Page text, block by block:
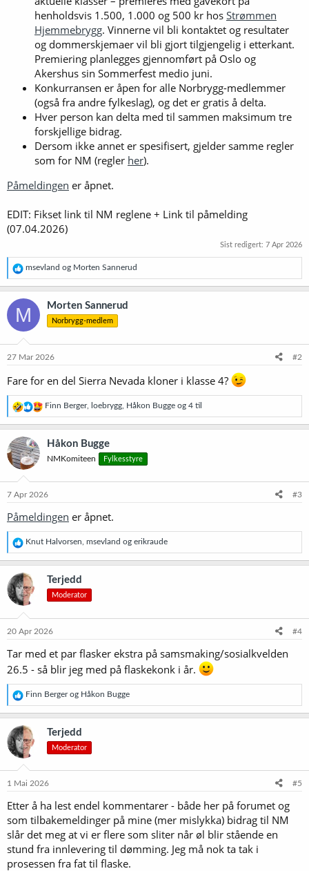
henholdsvis 1.500, 1.000 og 500 kr hos Strømmen
Hjemmebrygg. Vinnerne vil bli kontaktet og resultater
og dommerskjemaer vil bli gjort tilgjengelig i etterkant.
Premiering planlegges gjennomført på Oslo og
Akershus sin Sommerfest medio juni.
Konkurransen er åpen for alle Norbrygg-medlemmer
(også fra andre fylkeslag), og det er gratis å delta.
Hver person kan delta med til sammen maksimum tre
forskjellige bidrag.
Dersom ikke annet er spesifisert, gjelder samme regler
som for NM (regler her).
Påmeldingen er åpnet.
EDIT: Fikset link til NM reglene + Link til påmelding
(07.04.2026)
Sist redigert: 7 Apr 2026
R
e
a
k
s
j
o
e
msevland og Morten Sannerud
M Morten Sannerud
Norbrygg-medlem
27 Mar 2026 #2
Fare for en del Sierra Nevada kloner i klasse 4?
R
e
a
k
n
e
:
Finn Berger, loebrygg Håkon Bugge og 4 til
Håkon Bugge
NMKomiteen Fylkesstyre
7 Apr 2026 #3
Påmeldingen er åpnet.
R
e
a
k
s
j
o
e
:
Knut Halvorsen msevland og erikraude
Terjedd
Moderator
20 Apr 2026 #4
Tar med et par flasker ekstra på samsmaking/sosialkvelden
26.5 - så blir jeg med på flaskekonk i år.
R
e
a
k
s
j
o
e
:
Finn Bergerog Håkon Bugge
Terjedd
Moderator
1 Mai 2026 #5
Etter å ha lest endel kommentarer - både her på forumet og
som tilbakemeldinger på mine (mer mislykka) bidrag til NM
slår det meg at vi er flere som sliter når øl blir stående en
stund fra innlevering til dømming. Jeg må nok ta tak i
prosessen fra fat til flaske.